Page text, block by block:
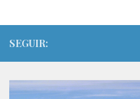
SEGUIR: